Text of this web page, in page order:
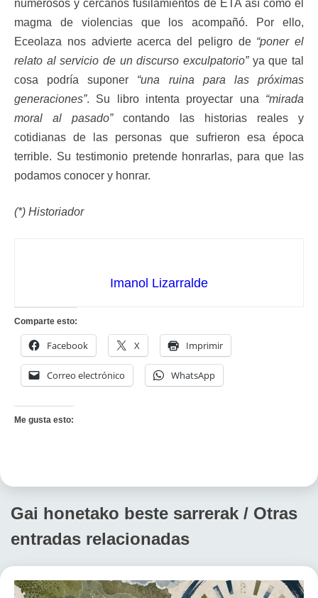
numerosos y cercanos fusilamientos de ETA así como el
magma de violencias que los acompañó. Por ello,
Eceolaza nos advierte acerca del peligro de “poner el
relato al servicio de un discurso exculpatorio”ya que tal
cosa podría suponer “una ruina para las próximas
generaciones”. Su libro intenta proyectar una “mirada
moral al pasado”contando las historias reales y
cotidianas de las personas que sufrieron esa época
terrible. Su testimonio pretende honrarlas, para que las
podamos conocer y honrar.
(*) Historiador
Imanol Lizarralde
Comparte esto:
Facebook X Imprimir
Correo electrónico WhatsApp
Me gusta esto:
Gai honetako beste sarrerak / Otras
entradas relacionadas